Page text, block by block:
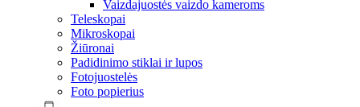
Vaizdajuostės vaizdo kameroms
Teleskopai
Mikroskopai
Žiūronai
Padidinimo stiklai ir lupos
Fotojuostelės
Foto popierius